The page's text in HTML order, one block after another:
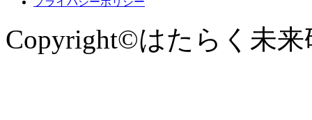
Copyright©はたらく未来